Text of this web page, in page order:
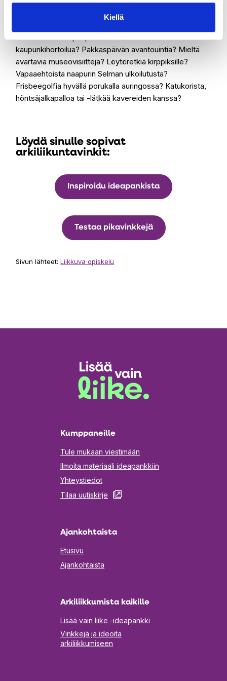
Kiellä
maastopyöräilyä lähimetsässä? Retkiä kirjastoon
säestämänä? Vapaapäivän kiireetöntä
kaupunkihortoilua? Pakkaspäivän avantouintia? Mieltä
avartavia museovisiittejä? Löytöretkiä kirppiksille?
Vapaaehtoista naapurin Selman ulkoilutusta?
Frisbeegolfia hyvällä porukalla auringossa? Katukorista,
höntsäjalkapalloa tai -lätkää kavereiden kanssa?
Löydä sinulle sopivat
arkiliikuntavinkit:
Inspiroidu ideapankista
Testaa pikavinkkejä
Sivun lähteet:Liikkuva opiskelu
Kumppaneille
Tule mukaan viestimään
Ilmoita materiaali ideapankkiin
Yhteystiedot
Tilaa uutiskirje
Aukeaa
Ajankohtaista
Etusivu
Ajankohtaista
Arkiliikkumista kaikille
Lisää vain liike -ideapankki
Vinkkejä ja ideoita
arkiliikkumiseen